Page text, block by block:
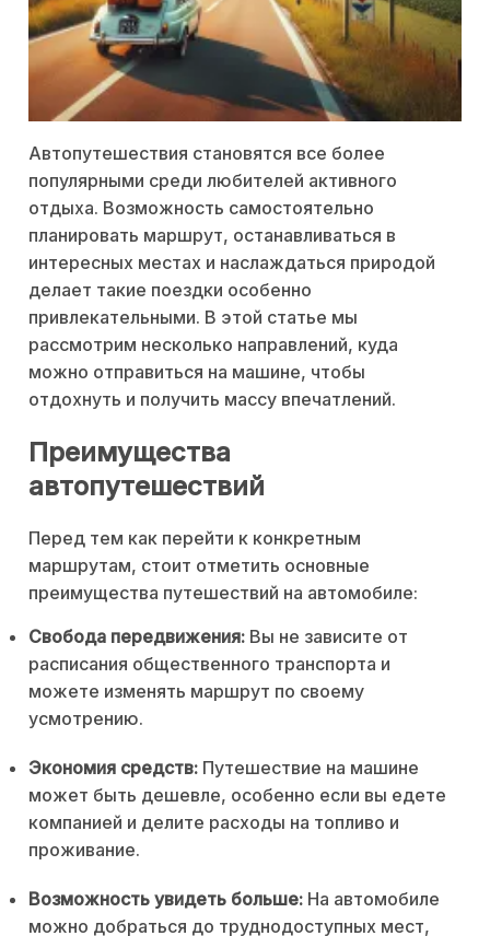
Автопутешествия становятся все более
популярными среди любителей активного
отдыха. Возможность самостоятельно
планировать маршрут, останавливаться в
интересных местах и наслаждаться природой
делает такие поездки особенно
привлекательными. В этой статье мы
рассмотрим несколько направлений, куда
можно отправиться на машине, чтобы
отдохнуть и получить массу впечатлений.
Преимущества
автопутешествий
Перед тем как перейти к конкретным
маршрутам, стоит отметить основные
преимущества путешествий на автомобиле:
Свобода передвижения: Вы не зависите от
расписания общественного транспорта и
можете изменять маршрут по своему
усмотрению.
Экономия средств: Путешествие на машине
может быть дешевле, особенно если вы едете
компанией и делите расходы на топливо и
проживание.
Возможность увидеть больше: На автомобиле
можно добраться до труднодоступных мест,